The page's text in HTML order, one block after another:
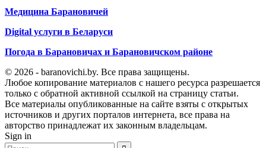
Медицина Барановичей
Digital услуги в Беларуси
Погода в Барановичах и Барановичском районе
© 2026 - baranovichi.by. Все права защищены.
Любое копирование материалов с нашего ресурса разрешается
только с обратной активной ссылкой на страницу статьи.
Все материалы опубликованные на сайте взяты с открытых
источников и других порталов интернета, все права на
авторство принадлежат их законным владельцам.
Sign in